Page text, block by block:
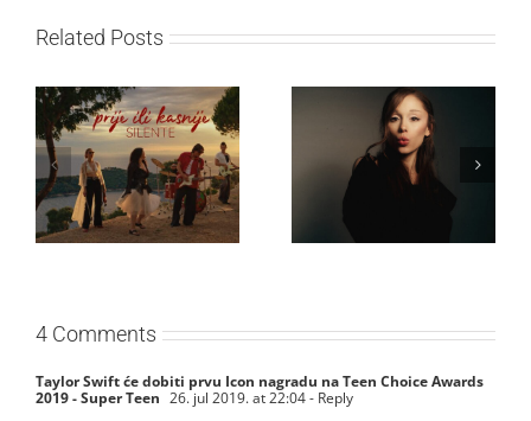
Related Posts
Silente objavio novi
singl “Prije ili kasnije”
Ariana Grande objavila
osmi studijski album
4 Comments
Taylor Swift će dobiti prvu Icon nagradu na Teen Choice Awards
2019 - Super Teen 26. jul 2019. at 22:04- Reply